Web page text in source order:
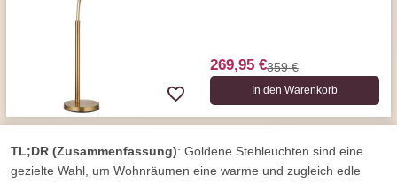
269,95 €359 €
In den Warenkorb
TL;DR (Zusammenfassung): Goldene Stehleuchten sind eine
gezielte Wahl, um Wohnräumen eine warme und zugleich edle